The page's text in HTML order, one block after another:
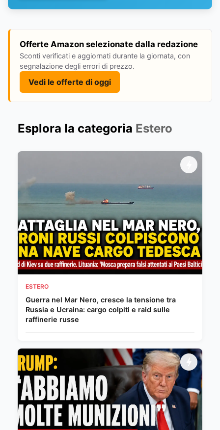
Offerte Amazon selezionate dalla redazione
Sconti verificati e aggiornati durante la giornata, con
segnalazione degli errori di prezzo.
Vedi le offerte di oggi
Esplora la categoria Estero
ESTERO
Guerra nel Mar Nero, cresce la tensione tra
Russia e Ucraina: cargo colpiti e raid sulle
raffinerie russe